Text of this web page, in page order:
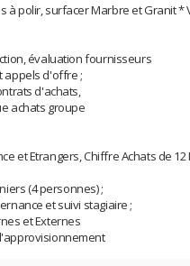
à polir, surfacer Marbre et Granit *
évaluation fournisseurs
appels d'offre ;
d'achats,
achats groupe
et Etrangers, Chiffre Achats de 12
(4 personnes) ;
et suivi stagiaire ;
et Externes